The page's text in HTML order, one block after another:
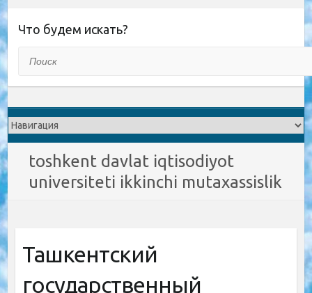
Что будем искать?
toshkent davlat iqtisodiyot
universiteti ikkinchi mutaxassislik
Ташкентский
государственный